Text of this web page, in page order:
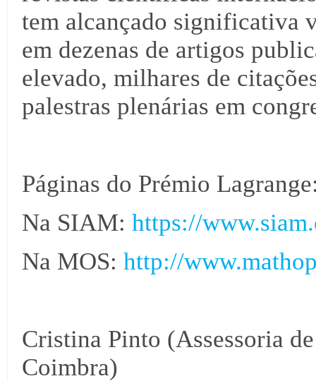
tem alcançado significativa
em dezenas de artigos
elevado, milhares de
palestras plenárias em
Páginas do Prémio
Na SIAM: https://
Na MOS: http://
Cristina Pinto (Assessoria
Coimbra)